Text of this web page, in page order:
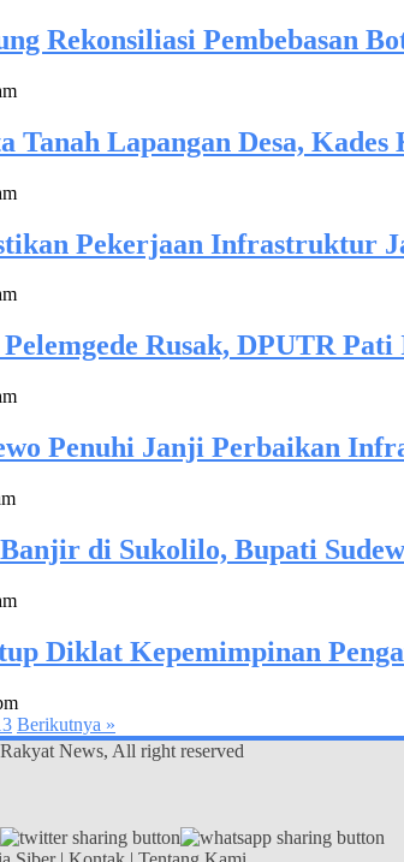
Rekonsiliasi Pembebasan
Tanah Lapangan Desa,
Pekerjaan Infrastruktur
Pelemgede Rusak, DPUTR
Penuhi Janji Perbaikan
di Sukolilo, Bupati
Diklat Kepemimpinan
Berikutnya »
News, All right reserved